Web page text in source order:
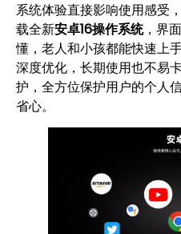
系统体验直接影响使用感受
载全新安卓16操作系统，界
懂，老人和小孩都能快速上
深度优化，长期使用也不易
护，全方位保护用户的个人
省心。